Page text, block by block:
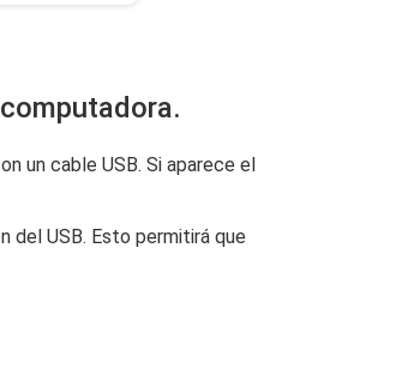
un cable USB. Si aparece el
del USB. Esto permitirá que